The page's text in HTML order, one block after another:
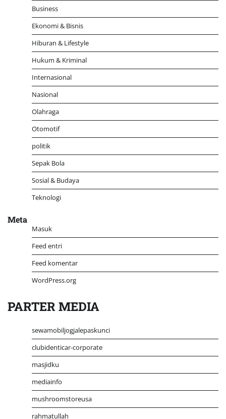
Business
Ekonomi & Bisnis
Hiburan & Lifestyle
Hukum & Kriminal
Internasional
Nasional
Olahraga
Otomotif
politik
Sepak Bola
Sosial & Budaya
Teknologi
Meta
Masuk
Feed entri
Feed komentar
WordPress.org
PARTER MEDIA
sewamobiljogjalepaskunci
clubidenticar-corporate
masjidku
mediainfo
mushroomstoreusa
rahmatullah